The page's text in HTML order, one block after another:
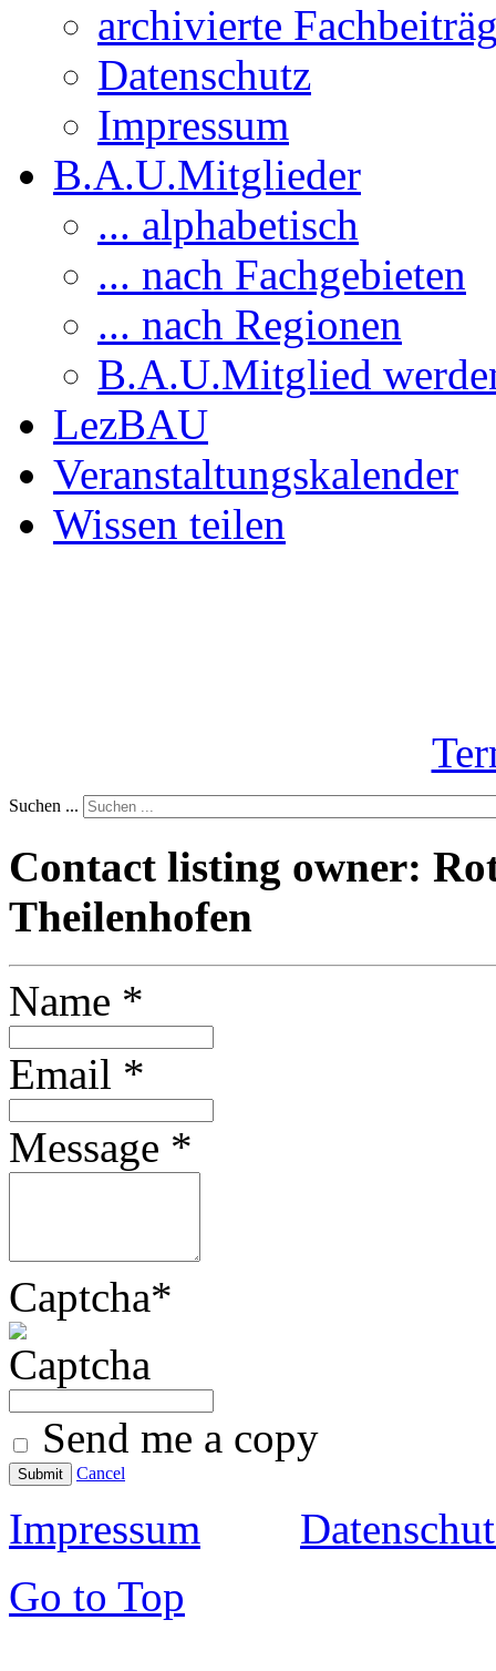
archivierte
Datenschutz
Impressum
B.A.U.Mitglieder
... alphabetisch
... nach Fachgebieten
... nach Regionen
B.A.U.Mitglied
LezBAU
Veranstaltungskalender
Wissen teilen
Suchen ...
Contact listing owner:
Theilenhofen
Name *
Email *
Message *
Captcha*
Send me a copy
Submit Cancel
Impressum
Go to Top